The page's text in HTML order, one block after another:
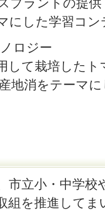
プラントの提
にした学習コ
ロジー
して栽培した
地消をテーマ
立小・中学校
組を推進して